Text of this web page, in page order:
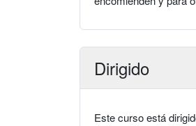
Dirigido
Este curso está